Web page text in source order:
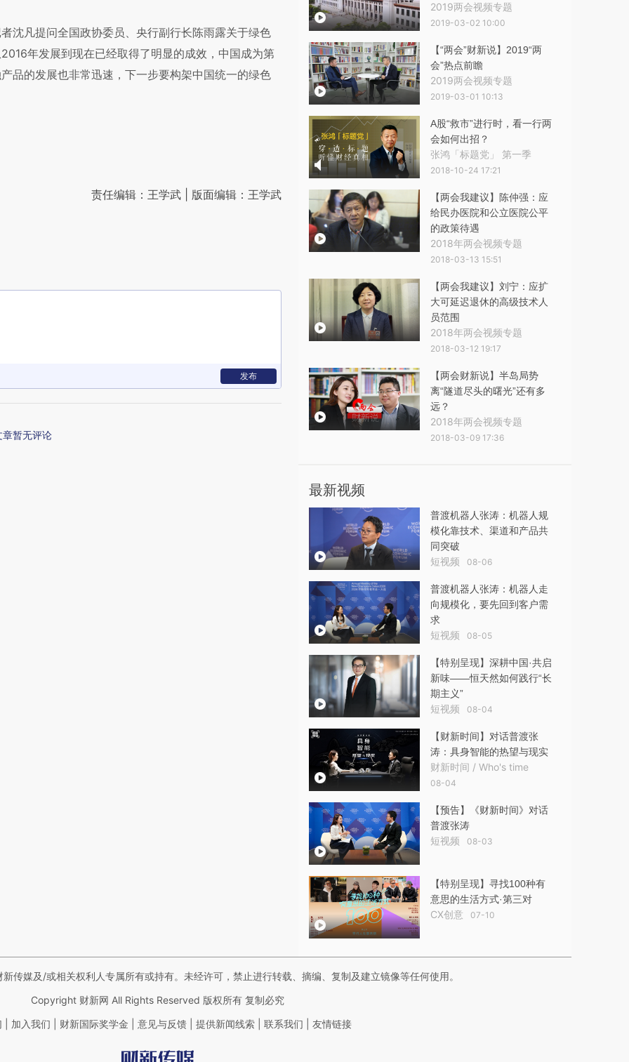
沈凡提问全国政协委员、央行副行长陈雨露关于绿色
年发展到现在已经取得了明显的成效，中国成为第
品的发展也非常迅速，下一步要构架中国统一的绿色
责任编辑：王学武 | 版面编辑：王学武
发布
章暂无评论
2019两会视频专题
2019-03-02 10:00
【“两会”财新说】2019“两
会”热点前瞻
2019两会视频专题
2019-03-01 10:13
A股“救市”进行时，看一行两
会如何出招？
张鸿「标题党」 第一季
2018-10-24 17:21
【两会我建议】陈仲强：应
给民办医院和公立医院公平
的政策待遇
2018年两会视频专题
2018-03-13 15:51
【两会我建议】刘宁：应扩
大可延迟退休的高级技术人
员范围
2018年两会视频专题
2018-03-12 19:17
【两会财新说】半岛局势
离“隧道尽头的曙光”还有多
远？
2018年两会视频专题
2018-03-09 17:36
最新视频
普渡机器人张涛：机器人规
模化靠技术、渠道和产品共
同突破
短视频 08-06
普渡机器人张涛：机器人走
向规模化，要先回到客户需
求
短视频 08-05
【特别呈现】深耕中国·共启
新味——恒天然如何践行“长
期主义”
短视频 08-04
【财新时间】对话普渡张
涛：具身智能的热望与现实
财新时间 / Who's time
08-04
【预告】《财新时间》对话
普渡张涛
短视频 08-03
【特别呈现】寻找100种有
意思的生活方式·第三对
CX创意 07-10
传媒及/或相关权利人专属所有或持有。未经许可，禁止进行转载、摘编、复制及建立镜像等任何使用。
Copyright 财新网 All Rights Reserved 版权所有 复制必究
加入我们 财新国际奖学金 意见与反馈 提供新闻线索 联系我们 友情链接